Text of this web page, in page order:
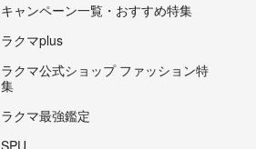
キャンペーン一覧・おすすめ特集
ラクマplus
ラクマ公式ショップ ファッション特
集
ラクマ最強鑑定